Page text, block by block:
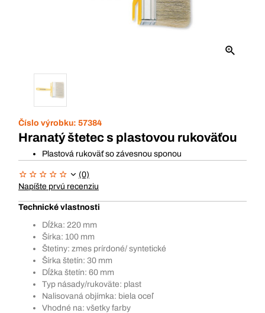
Číslo výrobku: 57384
Hranatý štetec s plastovou rukoväťou
Plastová rukoväť so závesnou sponou
(0)
Napíšte prvú recenziu
Technické vlastnosti
Dĺžka: 220 mm
Šírka: 100 mm
Štetiny: zmes prírdoné/ syntetické
Šírka štetín: 30 mm
Dĺžka štetín: 60 mm
Typ násady/rukoväte: plast
Nalisovaná objímka: biela oceľ
Vhodné na: všetky farby